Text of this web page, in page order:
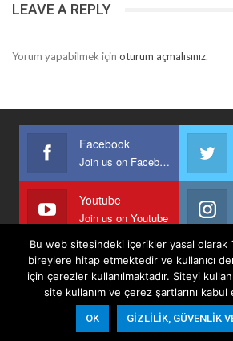
LEAVE A REPLY
Yorum yapabilmek için oturum açmalısınız.
Facebook
Join us on Facebook
Youtube
Join us on Youtube
Anasayfa Keyfi Yazanlar İletişim
Gizlilik, Güvenlik Ve Üyelik
Bu web sitesindeki içerikler yasal olarak
bireylere hitap etmektedir ve kullanıcı
için çerezler kullanılmaktadır. Siteyi
site kullanım ve çerez şartlarını kabul
OK GIZLILIK, GÜVENLIK